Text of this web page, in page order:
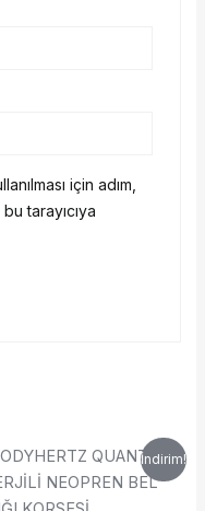
için adım,
tarayıcıya
İndirim!
Orijinal
₺2.609,00.
Şu
andaki
fiyat:
Bu
ürünün